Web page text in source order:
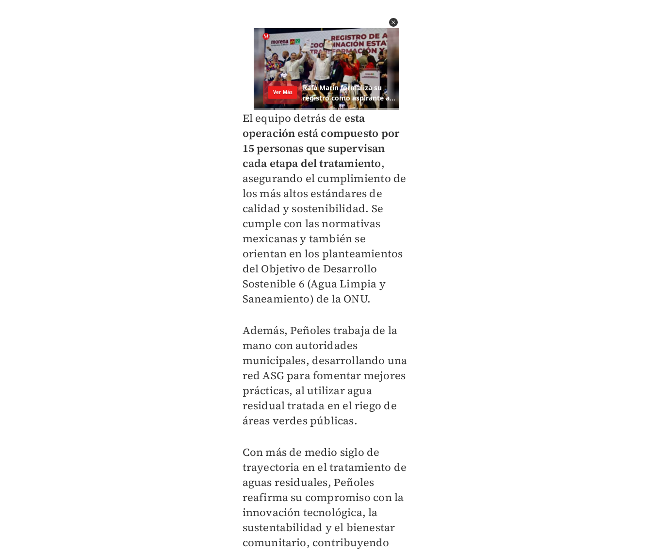
El equipo detrás de esta
operación está compuesto por
15 personas que supervisan
cada etapa del tratamiento,
asegurando el cumplimiento de
los más altos estándares de
calidad y sostenibilidad. Se
cumple con las normativas
mexicanas y también se
orientan en los planteamientos
del Objetivo de Desarrollo
Sostenible 6 (Agua Limpia y
Saneamiento) de la ONU.
Además, Peñoles trabaja de la
mano con autoridades
municipales, desarrollando una
red ASG para fomentar mejores
prácticas, al utilizar agua
residual tratada en el riego de
áreas verdes públicas.
Con más de medio siglo de
trayectoria en el tratamiento de
aguas residuales, Peñoles
reafirma su compromiso con la
innovación tecnológica, la
sustentabilidad y el bienestar
comunitario, contribuyendo